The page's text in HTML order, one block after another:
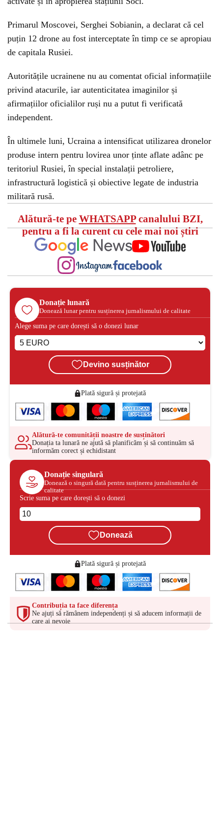
Primarul Moscovei, Serghei Sobianin, a declarat că cel
puțin 12 drone au fost interceptate în timp ce se apropiau
de capitala Rusiei.
Autoritățile ucrainene nu au comentat oficial informațiile
privind atacurile, iar autenticitatea imaginilor și
afirmațiilor oficialilor ruși nu a putut fi verificată
independent.
În ultimele luni, Ucraina a intensificat utilizarea dronelor
produse intern pentru lovirea unor ținte aflate adânc pe
teritoriul Rusiei, în special instalații petroliere,
infrastructură logistică și obiective legate de industria
militară rusă.
Alătură-te pe WHATSAPPcanalului BZI,
pentru a fi la curent cu cele mai noi știri
Donație lunară
Donează lunar pentru susținerea jurnalismului de calitate
Alege suma pe care dorești să o donezi lunar
Devino susținător
Plată sigură și protejată
Alătură-te comunității noastre de susținători
Donația ta lunară ne ajută să planificăm și să continuăm să
informăm corect și echidistant
Donație singulară
Donează o singură dată pentru susținerea jurnalismului de
calitate
Scrie suma pe care dorești să o donezi
Donează
Plată sigură și protejată
Contribuția ta face diferența
Ne ajuți să rămânem independenți și să aducem informații de
care ai nevoie